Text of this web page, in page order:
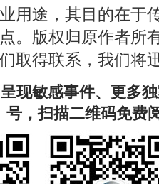
用途，其目的在于
。版权归原作者所
取得联系，我们将
现敏感事件、更多
号，扫描二维码免费